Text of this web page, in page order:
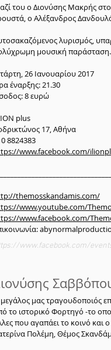
του ο Διονύσης Μακρής
ο Αλέξανδρος
λυρισμός,
μουσική παράσταση.
26 Ιανουαρίου 2017
έναρξης: 21.30
8 ευρώ
plus
17, Αθήνα
8824383
www.facebook.com/
themosskandamis.com/
www.youtube.com/
www.facebook.com/
www.facebook.com/
μας τραγουδοποιός
το ιστορικό Φορτηγό -το
που αγαπάει το κοινό και
Πολέμη, Θέμος